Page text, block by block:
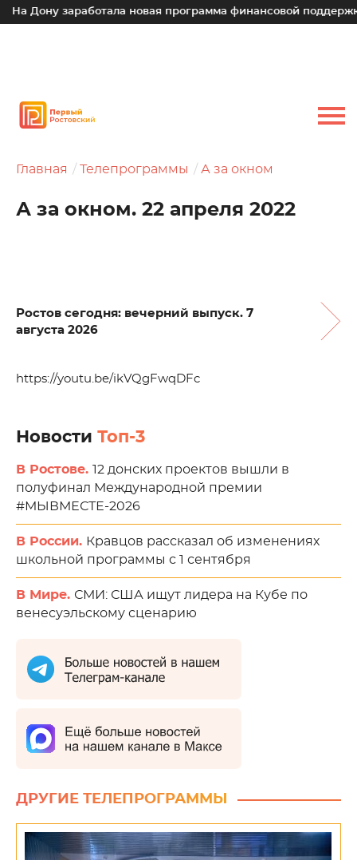
заработала новая программа финансовой поддержки для
Главная Телепрограммы А за окном
А за окном. 22 апреля 2022
Ростов сегодня: вечерний выпуск. 7
августа 2026
https://youtu.be/ikVQgFwqDFc
Новости Топ-3
В Ростове. 12 донских проектов вышли в
полуфинал Международной премии
#МЫВМЕСТЕ-2026
В России. Кравцов рассказал об изменениях
школьной программы с 1 сентября
В Мире. СМИ: США ищут лидера на Кубе по
венесуэльскому сценарию
ДРУГИЕ ТЕЛЕПРОГРАММЫ